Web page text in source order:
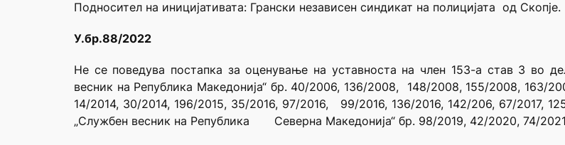
Подносител на иницијативата: Грански независен синдикат на полицијата од Скопје.
У.бр.88/2022
Не се поведува постапка за оценување на уставноста на член 153-а став 3 во
весник на Република Македонија“ бр. 40/2006, 136/2008, 148/2008, 155/2008, 163/
14/2014, 30/2014, 196/2015, 35/2016, 97/2016, 99/2016, 136/2016, 142/206, 67/2017,
„Службен весник на Република Северна Македонија“ бр. 98/2019, 42/2020, 74/